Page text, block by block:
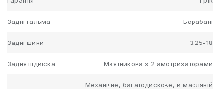
Задні гальма Барабані
Задні шини 3.25-18
Задня підвіска Маятникова з 2 амотризаторами
Механічне, багатодискове, в масляній